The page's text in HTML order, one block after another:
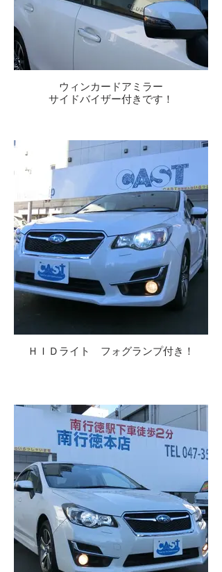
ウィンカードアミラー
サイドバイザー付きです！
ＨＩＤライト フォグランプ付き！